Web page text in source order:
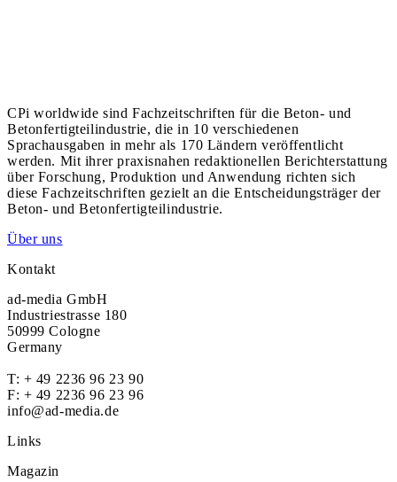
CPi worldwide sind Fachzeitschriften für die Beton- und
Betonfertigteilindustrie, die in 10 verschiedenen
Sprachausgaben in mehr als 170 Ländern veröffentlicht
werden. Mit ihrer praxisnahen redaktionellen Berichterstattung
über Forschung, Produktion und Anwendung richten sich
diese Fachzeitschriften gezielt an die Entscheidungsträger der
Beton- und Betonfertigteilindustrie.
Über uns
Kontakt
ad-media GmbH
Industriestrasse 180
50999 Cologne
Germany
T: + 49 2236 96 23 90
F: + 49 2236 96 23 96
info@ad-media.de
Links
Magazin